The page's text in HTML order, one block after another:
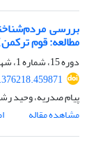
بررسی
مطالعه: قوم
دوره 15، شماره 1، شهریور 1404، صفحه
پیام صدریه، وحید
مشاهده مقاله